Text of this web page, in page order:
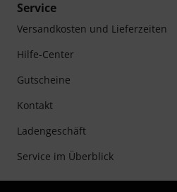
Service
Versandkosten und Lieferzeiten
Hilfe-Center
Gutscheine
Kontakt
Ladengeschäft
Service im Überblick